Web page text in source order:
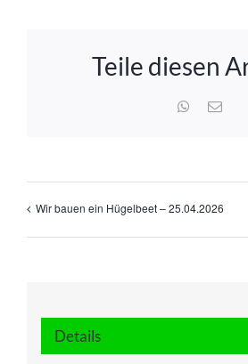
Teile diesen
WhatsApp
E-
Wir bauen ein Hügelbeet – 25.04.2026
Details